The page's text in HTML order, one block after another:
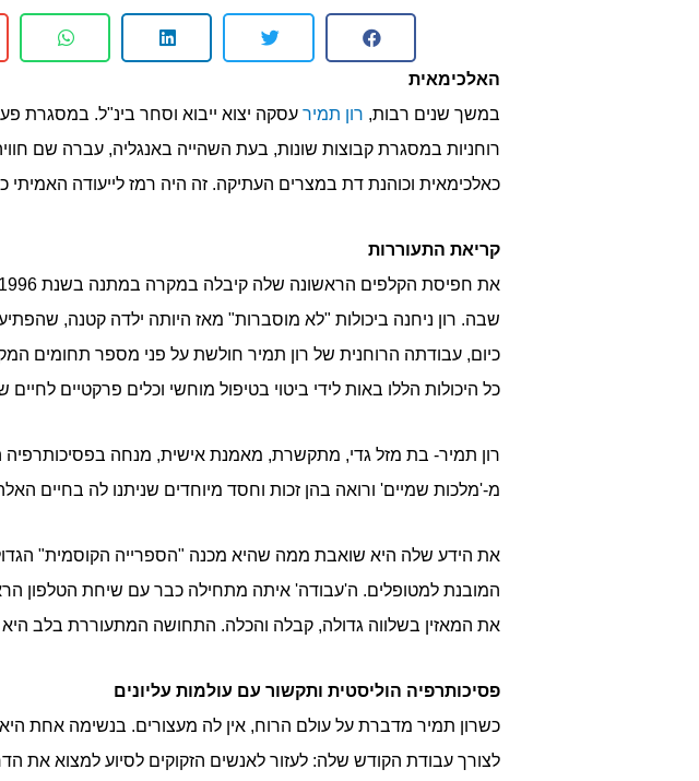
האלכימאית
במשך שנים רבות, רון תמיר
רוחניות במסגרת קבוצות שונות, בעת השהייה באנגליה, עברה שם
כאלכימאית וכוהנת דת במצרים העתיקה. זה היה רמז לייעודה האמיתי
קריאת התעוררות
שבה. רון ניחנה ביכולות "לא מוסברות" מאז היותה ילדה קטנה,
כיום, עבודתה הרוחנית של רון תמיר חולשת על פני מספר תחומים
כל היכולות הללו באות לידי ביטוי בטיפול מוחשי וכלים פרקטיים לחיים
רון תמיר- בת מזל גדי, מתקשרת, מאמנת אישית, מנחה בפסיכותרפיה
מ-'מלכות שמיים' ורואה בהן זכות וחסד מיוחדים שניתנו לה בחיים
את הידע שלה היא שואבת ממה שהיא מכנה "הספרייה הקוסמית"
המובנת למטופלים. ה'עבודה' איתה מתחילה כבר עם שיחת הטלפון
את המאזין בשלווה גדולה, קבלה והכלה. התחושה המתעוררת בלב
פסיכותרפיה הוליסטית ותקשור עם עולמות עליונים
כשרון תמיר מדברת על עולם הרוח, אין לה מעצורים. בנשימה אחת
לצורך עבודת הקודש שלה: לעזור לאנשים הזקוקים לסיוע למצוא